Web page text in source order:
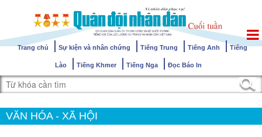
Trang chủ Sự kiện và nhân chứng Tiếng Trung Tiếng Anh Tiếng
Lào Tiếng Khmer Tiếng Nga Đọc Báo In
VĂN HÓA - XÃ HỘI